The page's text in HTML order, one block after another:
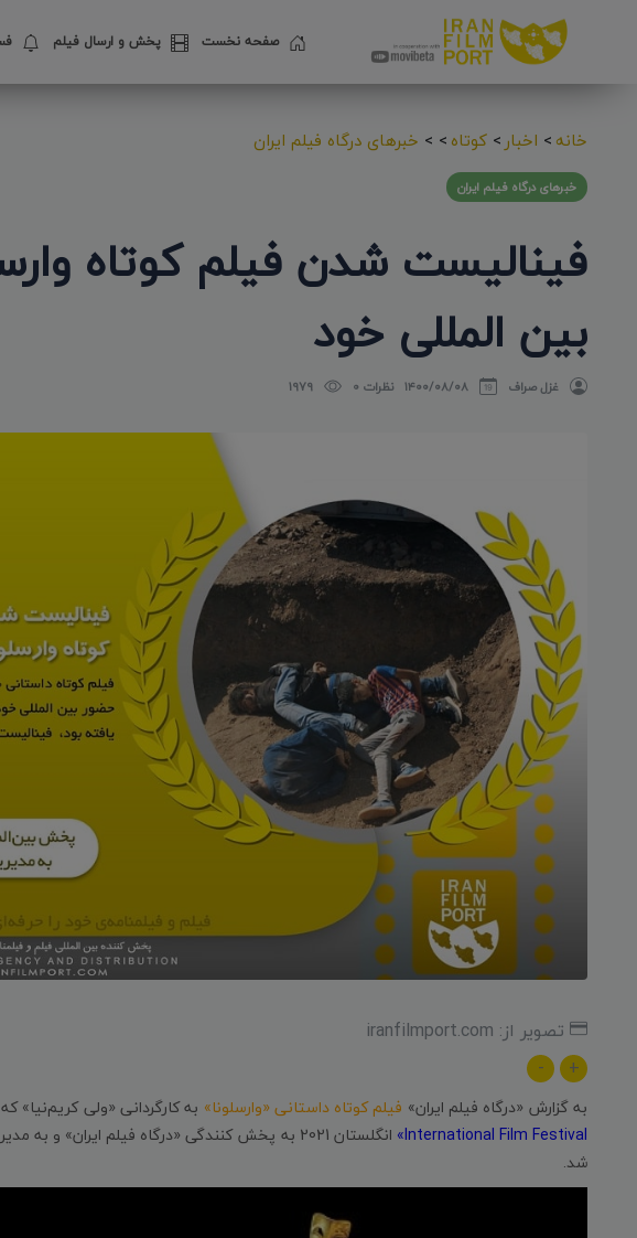
صفحه نخست پخش و ارسال فیلم
خانه> اخبار > کوتاه>
> خبرهای درگاه فیلم ایران
خبرهای درگاه فیلم ایران
فینالیست شدن فیلم کوتاه
بین المللی خود
غزل صراف ۱۴۰۰/۰۸/۰۸ نظرات 0 1979
تصویر از: iranfilmport.com
+
-
به گزارش «درگاه فیلم ایران» فیلم کوتاه داستانی «وارسلونا» به کارگردانی «ولی کریم‌نیا»
International Film Festival» انگلستان 2021 به پخش کنندگی «درگاه فیلم ایران» و به مدیریت «
شد.